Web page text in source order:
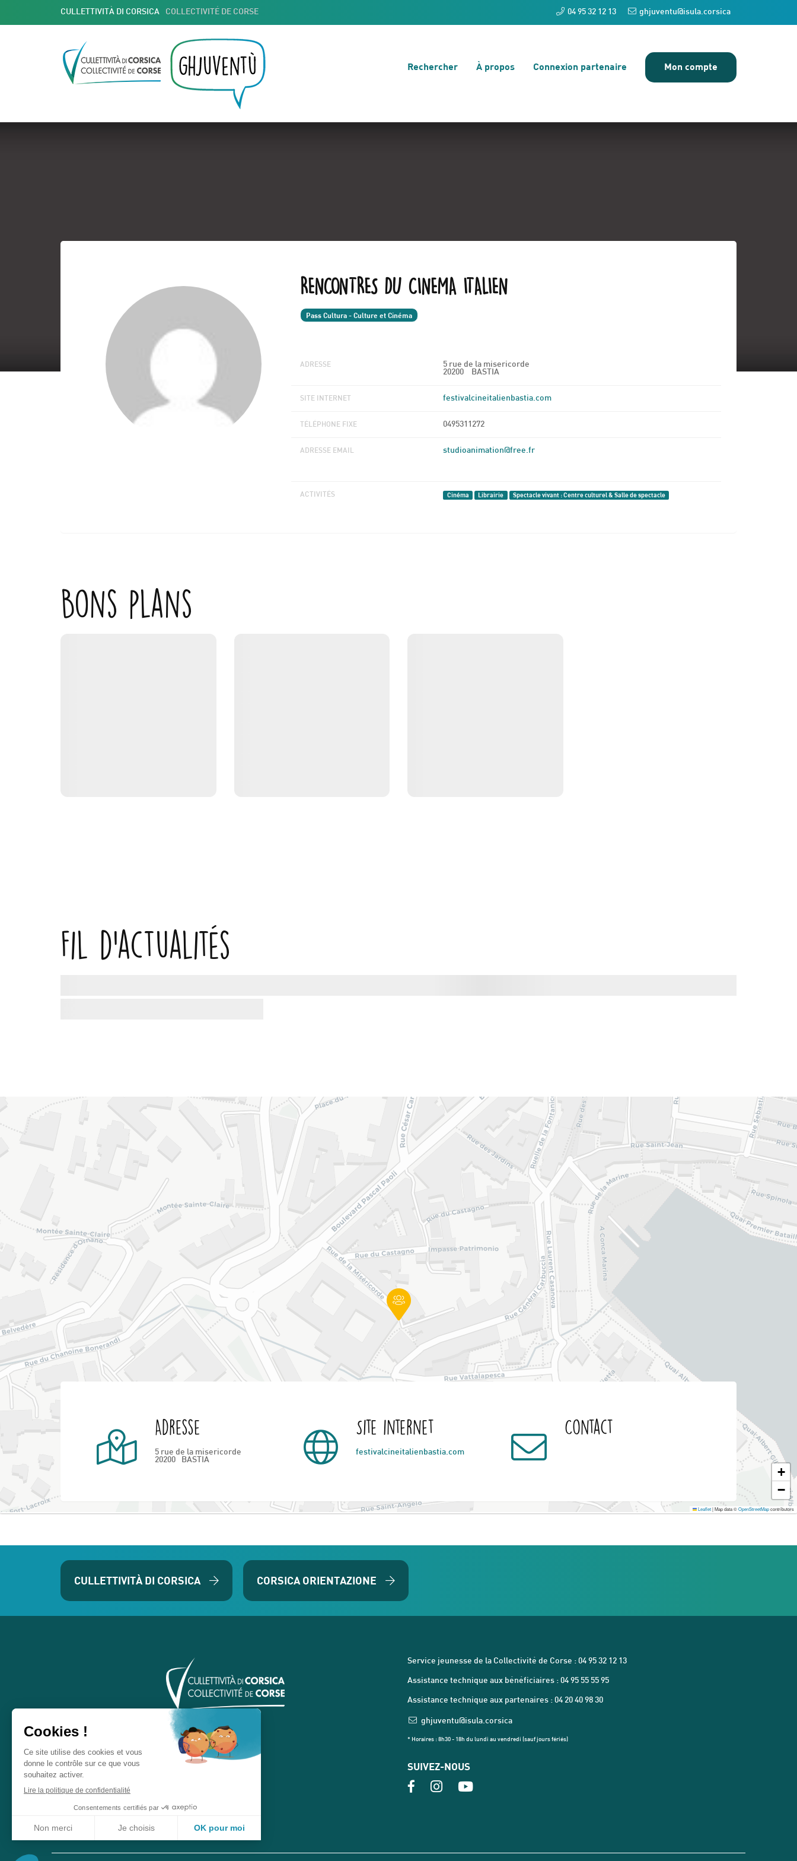
CULLETTIVITÀ DI CORSICA COLLECTIVITÉ DE CORSE 04 95 32 12 13 ghjuventu@isula.corsica
Rechercher À propos Connexion partenaire Mon compte
RENCONTRES DU CINEMA ITALIEN
Pass Cultura - Culture et Cinéma
ADRESSE
5 rue de la misericorde
20200
BASTIA
SITE INTERNET festivalcineitalienbastia.com
TÉLÉPHONE FIXE 0495311272
ADRESSE EMAIL studioanimation@free.fr
ACTIVITÉS Cinéma Librairie Spectacle vivant : Centre culturel & Salle de spectacle
Bons plans
Fil d'actualités
+
−
Leaflet|Map data ©OpenStreetMapcontributors
Adresse
5 rue de la misericorde
20200
BASTIA
Site internet
festivalcineitalienbastia.com
Contact
CULLETTIVITÀ DI CORSICA CORSICA ORIENTAZIONE
Service jeunesse de la Collectivité de Corse : 04 95 32 12 13
Assistance technique aux bénéficiaires : 04 95 55 55 95
Assistance technique aux partenaires : 04 20 40 98 30
ghjuventu@isula.corsica
* Horaires : 8h30 - 18h du lundi au vendredi (sauf jours fériés)
SUIVEZ-NOUS